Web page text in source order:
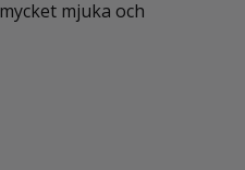
mjuka och